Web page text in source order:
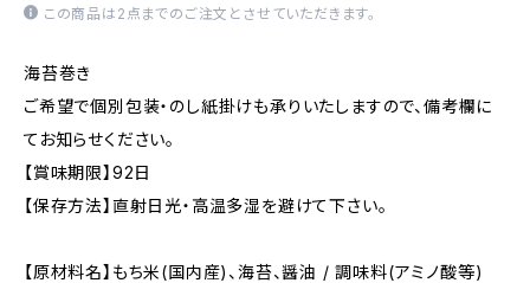
この商品は2点までのご注文とさせていただきます。
海苔巻き
ご希望で個別包装・のし紙掛けも承りいたしますので、備考欄に
てお知らせください。
【賞味期限】92日
【保存方法】直射日光・高温多湿を避けて下さい。
【原材料名】もち米(国内産)、海苔、醤油 / 調味料(アミノ酸等)